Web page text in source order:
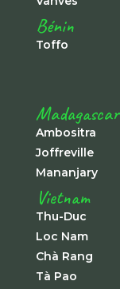
Bénin
Toffo
Madagascar
Ambositra
Joffreville
Mananjary
Vietnam
Thu-Duc
Loc Nam
Chà Rang
Tà Pao